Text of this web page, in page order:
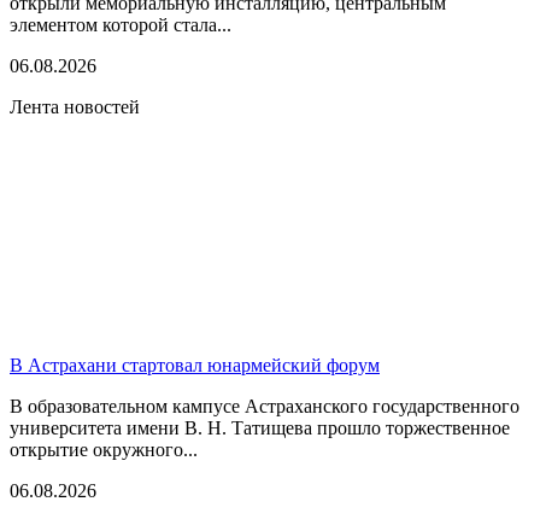
элементом которой стала...
06.08.2026
Лента новостей
В Астрахани стартовал юнармейский форум
В образовательном кампусе Астраханского государственного
университета имени В. Н. Татищева прошло торжественное
открытие окружного...
06.08.2026